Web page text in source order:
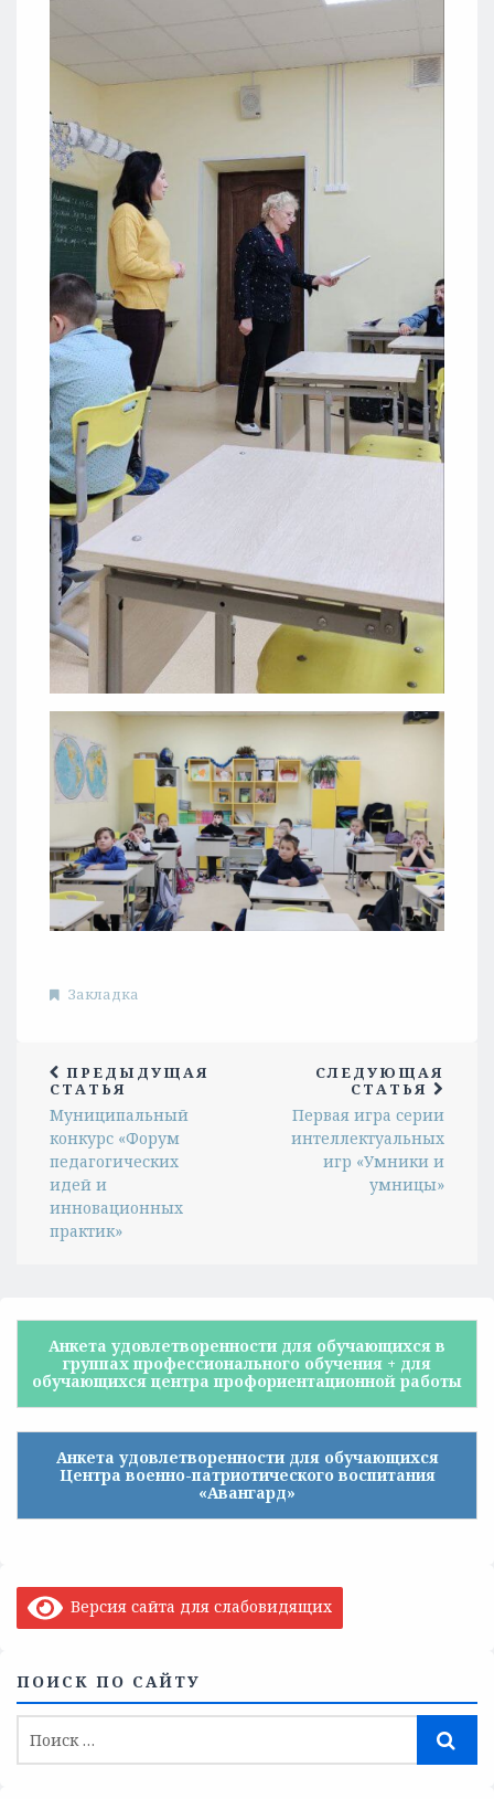
Закладка
ПРЕДЫДУЩАЯ
СТАТЬЯ
Муниципальный
конкурс «Форум
педагогических
идей и
инновационных
практик»
СЛЕДУЮЩАЯ
СТАТЬЯ
Первая игра серии
интеллектуальных
игр «Умники и
умницы»
Анкета удовлетворенности для обучающихся в
группах профессионального обучения + для
обучающихся центра профориентационной работы
Анкета удовлетворенности для обучающихся
Центра военно-патриотического воспитания
«Авангард»
Версия сайта для слабовидящих
ПОИСК ПО САЙТУ